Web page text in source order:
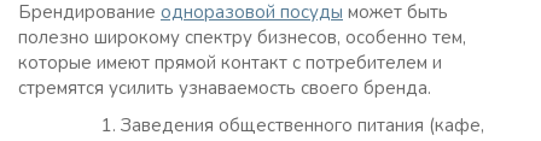
Брендирование одноразовой посуды может быть
полезно широкому спектру бизнесов, особенно тем,
которые имеют прямой контакт с потребителем и
стремятся усилить узнаваемость своего бренда.
Заведения общественного питания (кафе,